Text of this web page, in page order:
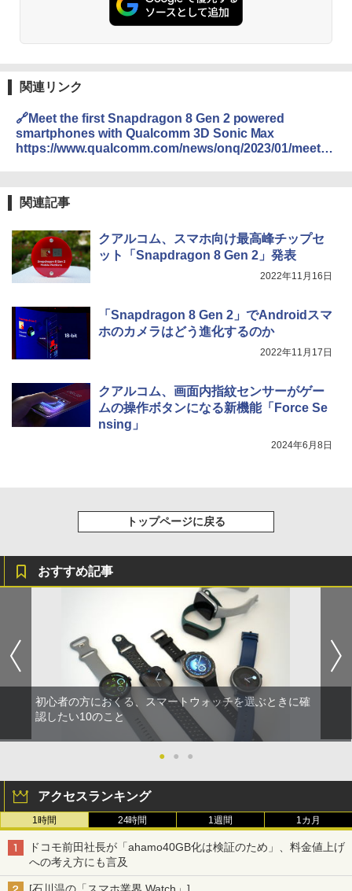
関連リンク
🔗Meet the first Snapdragon 8 Gen 2 powered
smartphones with Qualcomm 3D Sonic Max
https://www.qualcomm.com/news/onq/2023/01/meet-
関連記事
クアルコム、スマホ向け最高峰チップセ
ット「Snapdragon 8 Gen 2」発表
2022年11月16日
「Snapdragon 8 Gen 2」でAndroidスマ
ホのカメラはどう進化するのか
2022年11月17日
クアルコム、画面内指紋センサーがゲー
ムの操作ボタンになる新機能「Force Se
nsing」
2024年6月8日
トップページに戻る
おすすめ記事
初心者の方におくる、スマートウォッチを選ぶときに確
認したい10のこと
● ● ●
アクセスランキング
1時間 24時間 1週間 1カ月
ドコモ前田社長が「ahamo40GB化は検証のため」、料金値上げ
への考え方にも言及